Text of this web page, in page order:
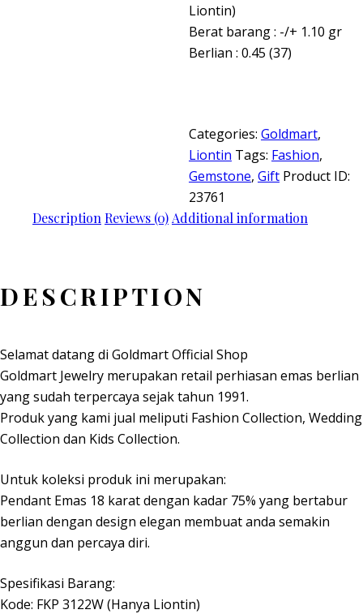
Liontin)
Berat barang : -/+ 1.10 gr
Berlian : 0.45 (37)
Categories: Goldmart,
Liontin Tags: Fashion,
Gemstone, Gift Product ID:
23761
Description Reviews (0) Additional information
DESCRIPTION
Selamat datang di Goldmart Official Shop
Goldmart Jewelry merupakan retail perhiasan emas berlian
yang sudah terpercaya sejak tahun 1991.
Produk yang kami jual meliputi Fashion Collection, Wedding
Collection dan Kids Collection.
Untuk koleksi produk ini merupakan:
Pendant Emas 18 karat dengan kadar 75% yang bertabur
berlian dengan design elegan membuat anda semakin
anggun dan percaya diri.
Spesifikasi Barang:
Kode: FKP 3122W (Hanya Liontin)